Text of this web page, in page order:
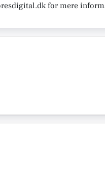
for mere